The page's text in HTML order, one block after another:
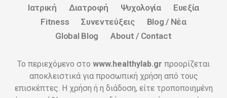
Ιατρική Διατροφή Ψυχολογία
Ευεξία
Fitness
Συνεντεύξεις
Blog / Νέα
Global Blog
About / Contact
Το περιεχόμενο στο www.healthylab.gr προορίζεται
αποκλειστικά για προσωπική χρήση από τους
επισκέπτες. Η χρήση ή η διάδοση, είτε τροποποιημένη